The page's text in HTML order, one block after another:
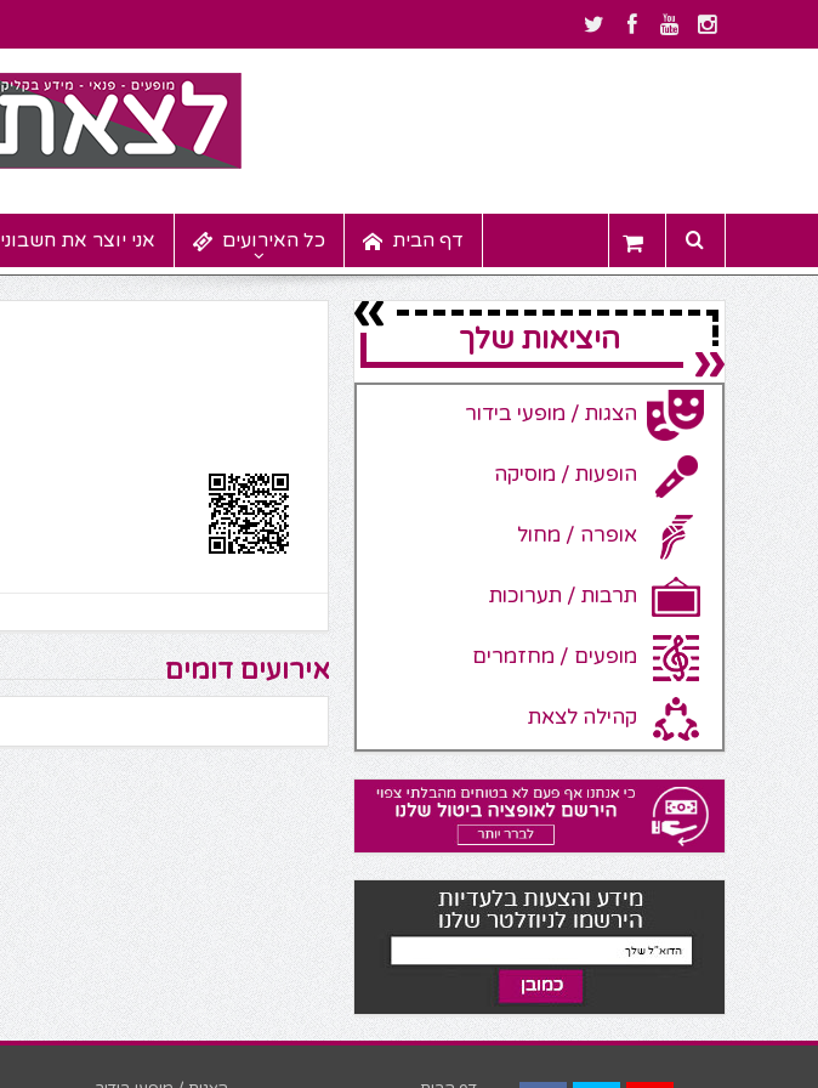
אני יוצר את חשבוני כל האירועים דף הבית
אירועים דומים
היציאות שלך
הצגות / מופעי בידור
הופעות / מוסיקה
אופרה / מחול
תרבות / תערוכות
מופעים / מחזמרים
קהילה לצאת